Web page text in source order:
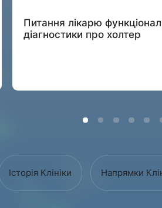
Питання лікарю
діагностики про холтер
Історія Клініки Напрямки